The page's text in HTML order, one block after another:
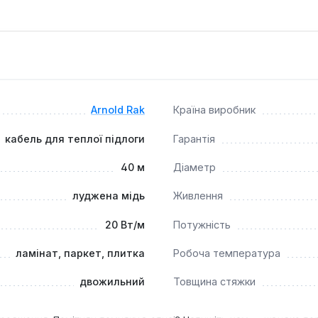
рішенням для тих, хто шукає надійну та ефективну
Arnold Rak Країна виробник
кабель для теплої підлоги Гарантія
40 м Діаметр
луджена мідь Живлення
20 Вт/м Потужність
ламінат, паркет, плитка Робоча температура
двожильний Товщина стяжки